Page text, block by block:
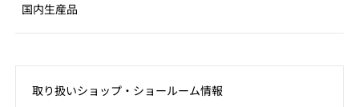
国内生産品
取り扱いショップ‧ショールーム情報